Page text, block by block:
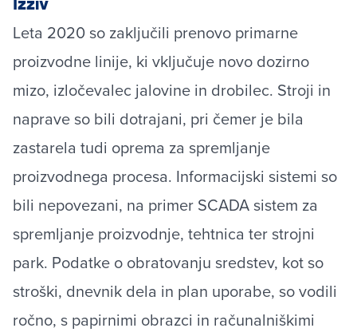
Izziv
Leta 2020 so zaključili prenovo primarne
proizvodne linije, ki vključuje novo dozirno
mizo, izločevalec jalovine in drobilec. Stroji in
naprave so bili dotrajani, pri čemer je bila
zastarela tudi oprema za spremljanje
proizvodnega procesa. Informacijski sistemi so
bili nepovezani, na primer SCADA sistem za
spremljanje proizvodnje, tehtnica ter strojni
park. Podatke o obratovanju sredstev, kot so
stroški, dnevnik dela in plan uporabe, so vodili
ročno, s papirnimi obrazci in računalniškimi